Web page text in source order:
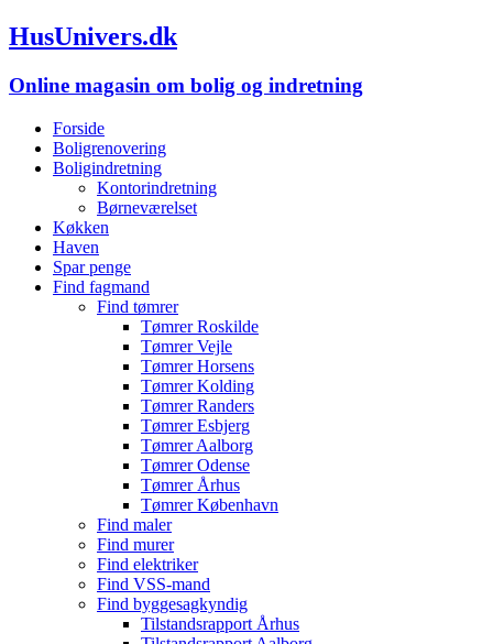
HusUnivers.dk
Online magasin om bolig og indretning
Forside
Boligrenovering
Boligindretning
Kontorindretning
Børneværelset
Køkken
Haven
Spar penge
Find fagmand
Find tømrer
Tømrer Roskilde
Tømrer Vejle
Tømrer Horsens
Tømrer Kolding
Tømrer Randers
Tømrer Esbjerg
Tømrer Aalborg
Tømrer Odense
Tømrer Århus
Tømrer København
Find maler
Find murer
Find elektriker
Find VSS-mand
Find byggesagkyndig
Tilstandsrapport Århus